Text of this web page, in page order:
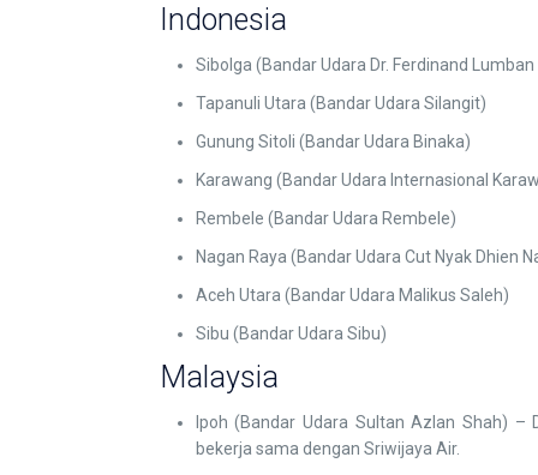
Indonesia
Sibolga (Bandar Udara Dr. Ferdinand
Tapanuli Utara (Bandar Udara Silangit)
Gunung Sitoli (Bandar Udara Binaka)
Karawang (Bandar Udara Internasional
Rembele (Bandar Udara Rembele)
Nagan Raya (Bandar Udara Cut Nyak Dhien
Aceh Utara (Bandar Udara Malikus Saleh)
Sibu (Bandar Udara Sibu)
Malaysia
Ipoh (Bandar Udara Sultan Azlan Shah) –
bekerja sama dengan Sriwijaya Air.